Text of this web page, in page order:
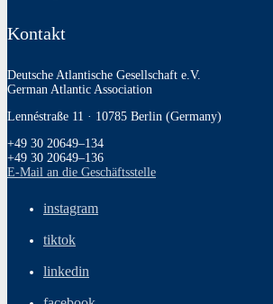
Kontakt
Deutsche Atlantische Gesellschaft e.V.
German Atlantic Association
Lennéstraße 11 · 10785 Berlin (Germany)
+49 30 20649–134
+49 30 20649–136
E‑Mail an die Geschäftsstelle
instagram
tiktok
linkedin